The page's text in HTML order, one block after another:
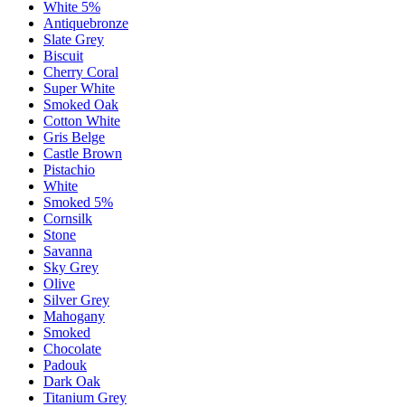
White 5%
Antiquebronze
Slate Grey
Biscuit
Cherry Coral
Super White
Smoked Oak
Cotton White
Gris Belge
Castle Brown
Pistachio
White
Smoked 5%
Cornsilk
Stone
Savanna
Sky Grey
Olive
Silver Grey
Mahogany
Smoked
Chocolate
Padouk
Dark Oak
Titanium Grey